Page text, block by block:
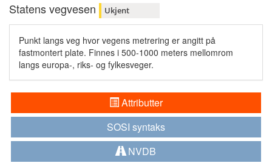
Statens vegvesen Ukjent
Punkt langs veg hvor vegens metrering er angitt på
fastmontert plate. Finnes i 500-1000 meters mellomrom
langs europa-, riks- og fylkesveger.
Attributter
SOSI syntaks
NVDB